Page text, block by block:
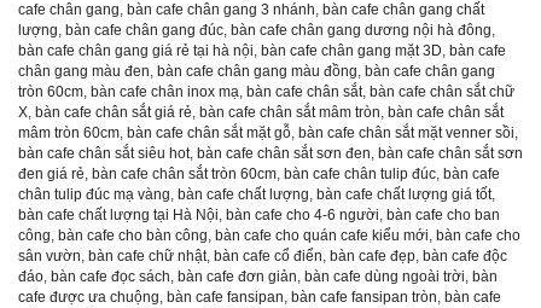
cafe chân gang, bàn cafe chân gang 3 nhánh, bàn cafe chân gang chất
lượng, bàn cafe chân gang đúc, bàn cafe chân gang dương nội hà đông,
bàn cafe chân gang giá rẻ tại hà nội, bàn cafe chân gang mặt 3D, bàn cafe
chân gang màu đen, bàn cafe chân gang màu đồng, bàn cafe chân gang
tròn 60cm, bàn cafe chân inox mạ, bàn cafe chân sắt, bàn cafe chân sắt chữ
X, bàn cafe chân sắt giá rẻ, bàn cafe chân sắt mâm tròn, bàn cafe chân sắt
mâm tròn 60cm, bàn cafe chân sắt mặt gỗ, bàn cafe chân sắt mặt venner sồi,
bàn cafe chân sắt siêu hot, bàn cafe chân sắt sơn đen, bàn cafe chân sắt sơn
đen giá rẻ, bàn cafe chân sắt tròn 60cm, bàn cafe chân tulip đúc, bàn cafe
chân tulip đúc mạ vàng, bàn cafe chất lượng, bàn cafe chất lượng giá tốt,
bàn cafe chất lượng tại Hà Nội, bàn cafe cho 4-6 người, bàn cafe cho ban
công, bàn cafe cho bàn công, bàn cafe cho quán cafe kiểu mới, bàn cafe cho
sân vườn, bàn cafe chữ nhật, bàn cafe cổ điển, bàn cafe đẹp, bàn cafe độc
đáo, bàn cafe đọc sách, bàn cafe đơn giản, bàn cafe dùng ngoài trời, bàn
cafe được ưa chuộng, bàn cafe fansipan, bàn cafe fansipan tròn, bàn cafe